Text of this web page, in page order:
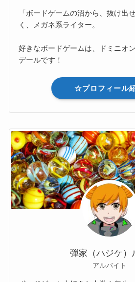
「ボードゲームの沼から、抜け出
く、メガネ系ライター。
好きなボードゲームは、ドミニオ
デールです！
☆プロフィール
弾家（ハジケ）
アルバイト